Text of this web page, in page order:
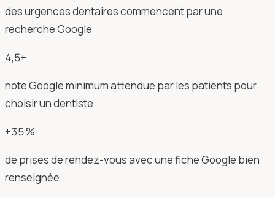
des urgences dentaires commencent par une
recherche Google
4,5+
note Google minimum attendue par les patients pour
choisir un dentiste
+35 %
de prises de rendez-vous avec une fiche Google bien
renseignée